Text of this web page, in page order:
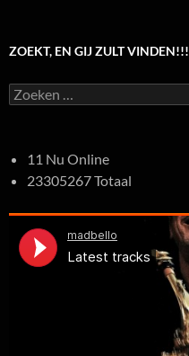
ZOEKT, EN GIJ ZULT VINDEN!!!
Zoeken
naar:
11 Nu Online
23305267 Totaal